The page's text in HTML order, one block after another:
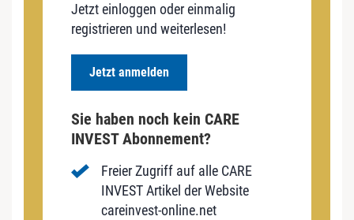
Jetzt einloggen oder einmalig
registrieren und weiterlesen!
Jetzt anmelden
Sie haben noch kein CARE
INVEST Abonnement?
Freier Zugriff auf alle CARE
INVEST Artikel der Website
careinvest-online.net